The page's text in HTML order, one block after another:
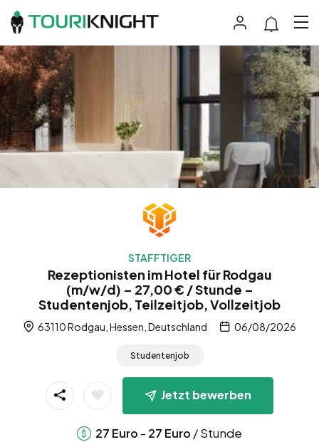
STAFFTIGER
Rezeptionisten im Hotel für Rodgau
(m/w/d) – 27,00 € / Stunde –
Studentenjob, Teilzeitjob, Vollzeitjob
63110 Rodgau, Hessen, Deutschland 06/08/2026
Studentenjob
Jetzt bewerben
27 Euro - 27 Euro / Stunde